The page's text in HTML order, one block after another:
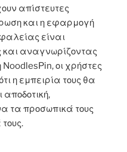
απίστευτες
και η εφαρμογή
είναι
αναγνωρίζοντας
NoodlesPin, οι χρήστες
η εμπειρία τους θα
τα προσωπικά τους